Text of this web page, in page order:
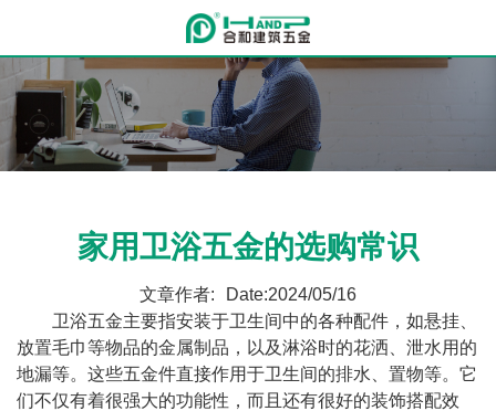
家用卫浴五金的选购常识
文章作者:
Date:2024/05/16
卫浴五金主要指安装于卫生间中的各种配件，如悬挂、
放置毛巾等物品的金属制品，以及淋浴时的花洒、泄水用的
地漏等。这些五金件直接作用于卫生间的排水、置物等。它
们不仅有着很强大的功能性，而且还有很好的装饰搭配效